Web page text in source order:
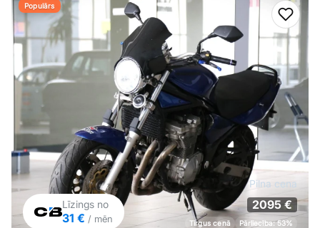
Populārs
Līzings no
31 € / mēn
Pilna cena
2095 €
Tirgus cenā Pārliecība: 53%